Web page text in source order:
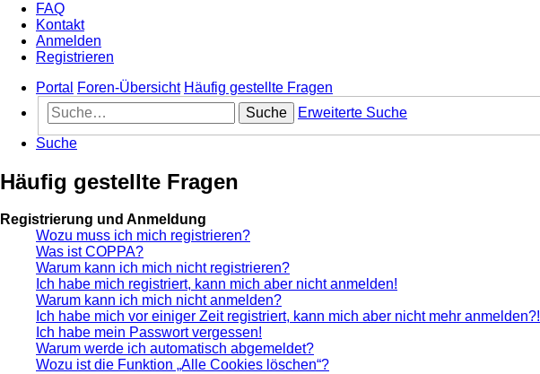
FAQ
Kontakt
Anmelden
Registrieren
Portal
Foren-Übersicht Häufig gestellte Fragen
Suche
Erweiterte Suche
Suche
Häufig gestellte Fragen
Registrierung und Anmeldung
Wozu muss ich mich registrieren?
Was ist COPPA?
Warum kann ich mich nicht registrieren?
Ich habe mich registriert, kann mich aber nicht anmelden!
Warum kann ich mich nicht anmelden?
Ich habe mich vor einiger Zeit registriert, kann mich aber nicht mehr anmelden?!
Ich habe mein Passwort vergessen!
Warum werde ich automatisch abgemeldet?
Wozu ist die Funktion „Alle Cookies löschen“?